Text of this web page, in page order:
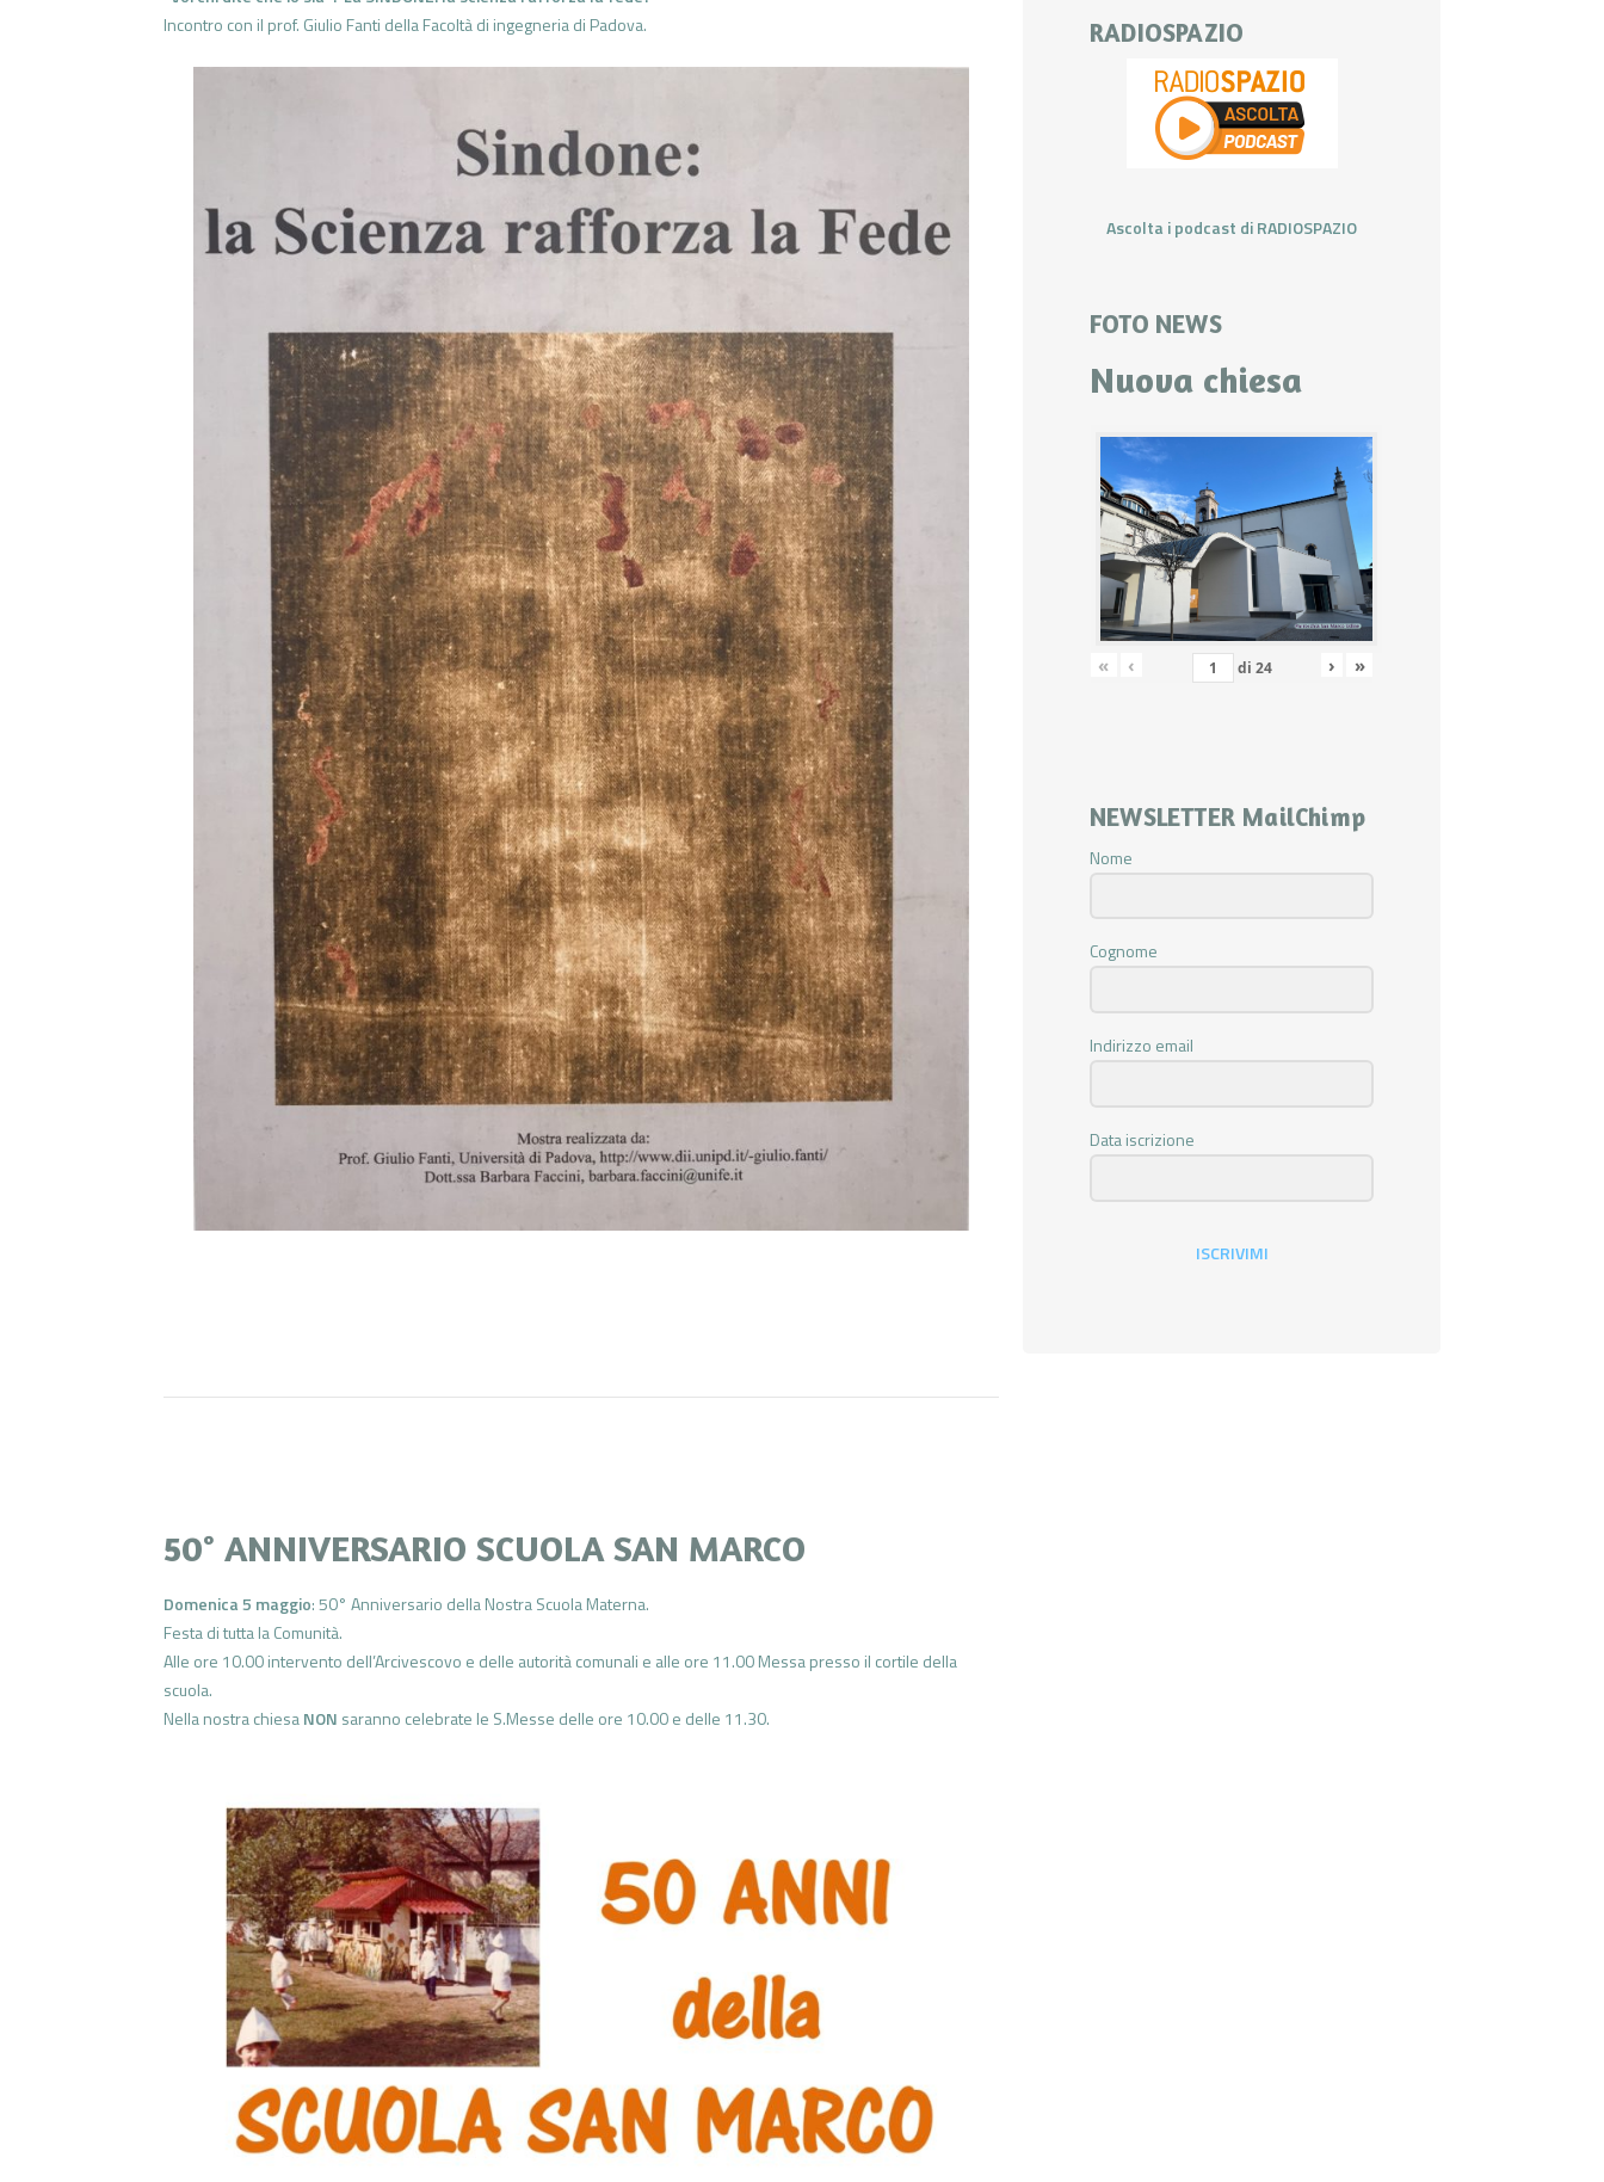
Incontro con il prof. Giulio Fanti della Facoltà di ingegneria di Padova.
50° ANNIVERSARIO SCUOLA SAN MARCO
Domenica 5 maggio: 50° Anniversario della Nostra Scuola Materna.
Festa di tutta la Comunità.
Alle ore 10.00 intervento dell’Arcivescovo e delle autorità comunali e alle ore 11.00 Messa presso il cortile della
scuola.
Nella nostra chiesaNON saranno celebrate le S.Messe delle ore 10.00 e delle 11.30.
RADIOSPAZIO
Ascolta i podcast di RADIOSPAZIO
FOTO NEWS
Nuova chiesa
« ‹ di 24 › »
NEWSLETTER MailChimp
Nome
Cognome
Indirizzo email
Data iscrizione
ISCRIVIMI